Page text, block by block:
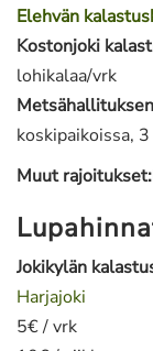
Elehvän
Kostonjoki
lohikalaa/vrk
koskipaikoissa,
Muut rajoitukset:
Jokikylän
Harjajoki
5€ / vrk